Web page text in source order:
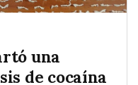
una
de cocaína